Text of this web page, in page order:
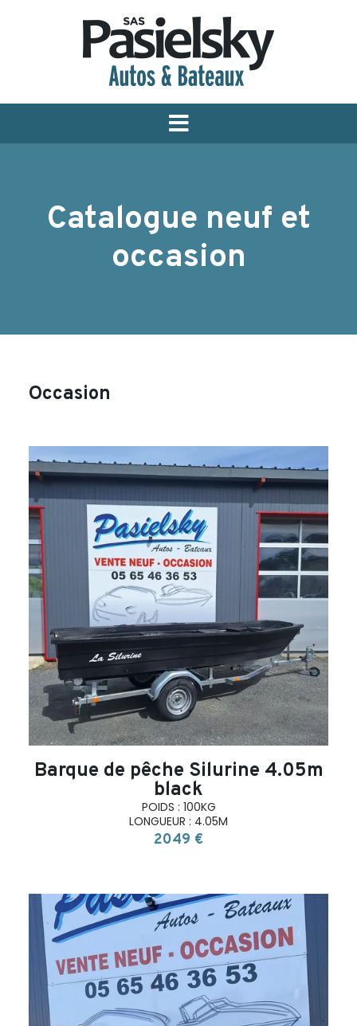
Menu
Catalogue neuf et
occasion
Occasion
search
Barque de pêche Silurine 4.05m
black
POIDS : 100KG
LONGUEUR : 4.05M
2049 €